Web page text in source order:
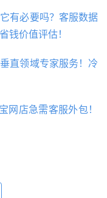
有必要吗？客服数据
钱价值评估！
直领域专家服务！冷
网店急需客服外包！